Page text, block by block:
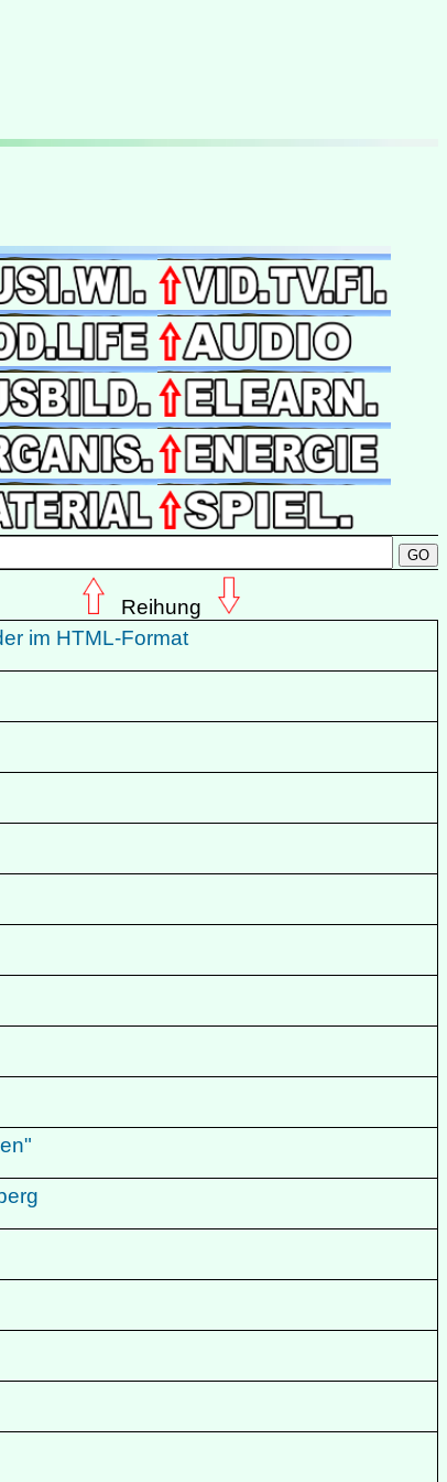
Reihung
im HTML-Format